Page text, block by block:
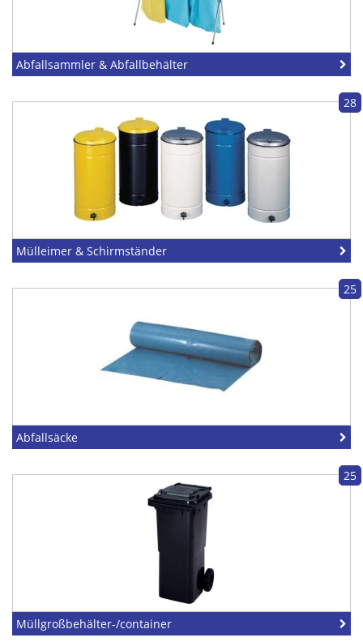
Abfallsammler & Abfallbehälter
28
Mülleimer & Schirmständer
25
Abfallsäcke
25
Müllgroßbehälter-/container